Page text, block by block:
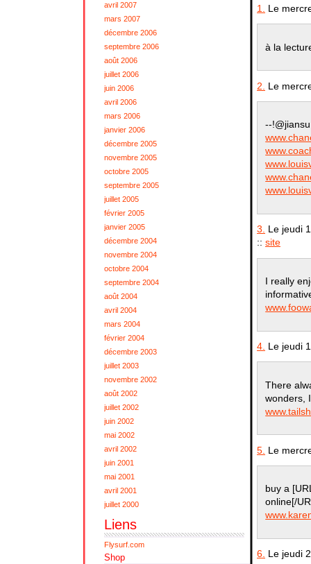
1. Le
à la
2. Le
--!@jiansu
3. Le jeudi
:: site
I really
4. Le jeudi
There
wonders,
5. Le
buy a
online[/
6. Le jeudi
avril 2007
mars 2007
décembre 2006
septembre 2006
août 2006
juillet 2006
juin 2006
avril 2006
mars 2006
janvier 2006
décembre 2005
novembre 2005
octobre 2005
septembre 2005
juillet 2005
février 2005
janvier 2005
décembre 2004
novembre 2004
octobre 2004
septembre 2004
août 2004
avril 2004
mars 2004
février 2004
décembre 2003
juillet 2003
novembre 2002
août 2002
juillet 2002
juin 2002
mai 2002
avril 2002
juin 2001
mai 2001
avril 2001
juillet 2000
Liens
Flysurf.com
Shop